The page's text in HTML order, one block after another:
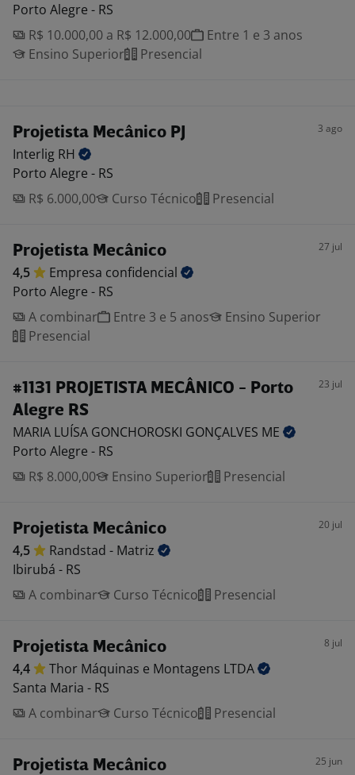
Porto Alegre - RS
R$ 10.000,00 a R$ 12.000,00
Entre 1 e 3 anos
Ensino Superior
Presencial
Projetista Mecânico PJ 3 ago
Interlig RH
Porto Alegre - RS
R$ 6.000,00
Curso Técnico Presencial
Projetista Mecânico 27 jul
4,5 Empresa confidencial
Porto Alegre - RS
A combinar
Entre 3 e 5 anos
Ensino Superior
Presencial
#1131 PROJETISTA MECÂNICO - Porto
Alegre RS
23 jul
MARIA LUÍSA GONCHOROSKI GONÇALVES ME
Porto Alegre - RS
R$ 8.000,00
Ensino Superior Presencial
Projetista Mecânico 20 jul
4,5 Randstad - Matriz
Ibirubá - RS
A combinar
Curso Técnico Presencial
Projetista Mecânico 8 jul
4,4 Thor Máquinas e Montagens LTDA
Santa Maria - RS
A combinar
Curso Técnico Presencial
Projetista Mecânico 25 jun